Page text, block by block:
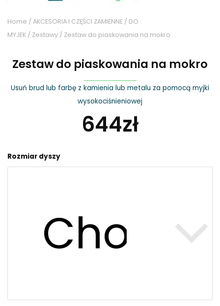
Home / AKCESORIA I CZĘŚCI ZAMIENNE / DO
MYJEK / Zestawy / Zestaw do piaskowania na mokro
Zestaw do piaskowania na mokro
Usuń brud lub farbę z kamienia lub metalu za pomocą myjki
wysokociśnieniowej
644zł
Rozmiar dyszy